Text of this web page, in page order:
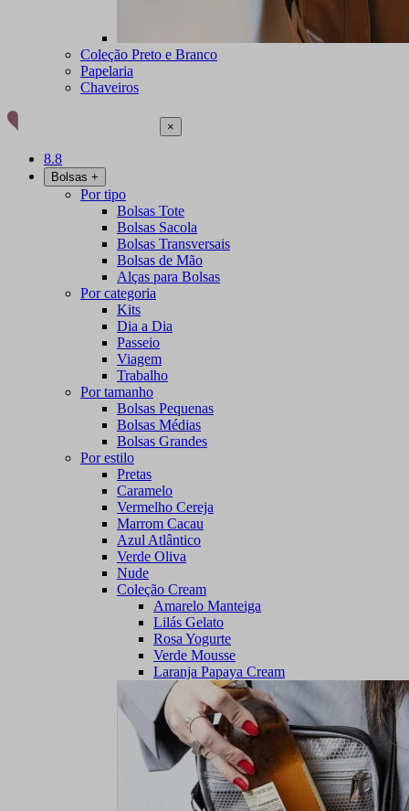
Coleção Preto e Branco
Papelaria
Chaveiros
×
8.8
Bolsas +
Por tipo
Bolsas Tote
Bolsas Sacola
Bolsas Transversais
Bolsas de Mão
Alças para Bolsas
Por categoria
Kits
Dia a Dia
Passeio
Viagem
Trabalho
Por tamanho
Bolsas Pequenas
Bolsas Médias
Bolsas Grandes
Por estilo
Pretas
Caramelo
Vermelho Cereja
Marrom Cacau
Azul Atlântico
Verde Oliva
Nude
Coleção Cream
Amarelo Manteiga
Lilás Gelato
Rosa Yogurte
Verde Mousse
Laranja Papaya Cream